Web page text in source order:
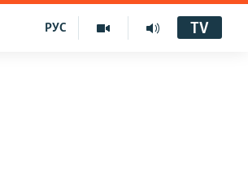
РУС TV